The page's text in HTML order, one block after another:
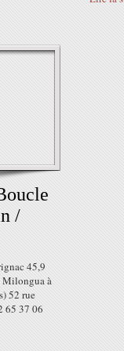
/
45,9
Milongua à
52 rue
65 37 06